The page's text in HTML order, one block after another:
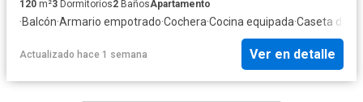
120 m²3 Dormitorios2 BañosApartamento
·Balcón·Armario empotrado·Cochera·Cocina equipada·Caseta de
Actualizado hace 1 semana Ver en detalle